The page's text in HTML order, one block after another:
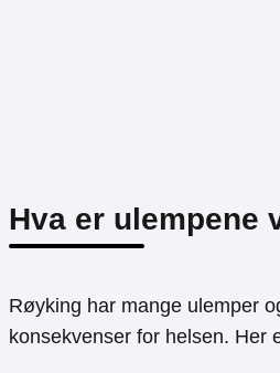
Hva er ulempene
Røyking har mange ulemper
konsekvenser for helsen. Her